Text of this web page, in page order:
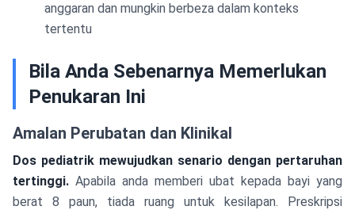
anggaran dan mungkin berbeza dalam konteks
tertentu
Bila Anda Sebenarnya Memerlukan
Penukaran Ini
Amalan Perubatan dan Klinikal
Dos pediatrik mewujudkan senario dengan pertaruhan
tertinggi. Apabila anda memberi ubat kepada bayi yang
berat 8 paun, tiada ruang untuk kesilapan. Preskripsi